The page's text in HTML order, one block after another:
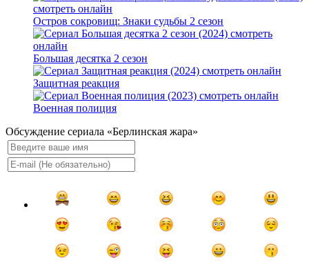
Остров сокровищ: Знаки судьбы 2 сезон
Большая десятка 2 сезон
Защитная реакция
Военная полиция
Обсуждение сериала «Берлинская жара»